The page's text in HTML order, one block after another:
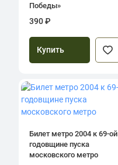
Победы»
390 ₽
Купить
Билет метро 2004 к 69-ой
годовщине пуска
московского метро